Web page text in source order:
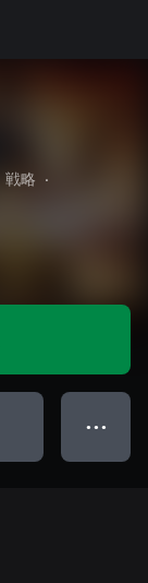
戦略
•
● ● ●